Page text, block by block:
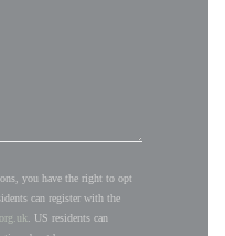
you have the right to opt
can register with the
. US residents can